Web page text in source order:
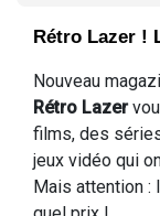
Rétro Lazer !
Nouveau
Rétro Lazer
films, des
jeux vidéo qui
Mais attention :